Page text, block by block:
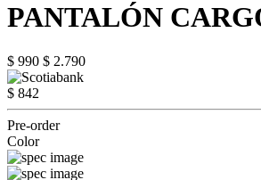
PANTALÓN
$ 990 $ 2.790
$ 842
Pre-order
Color